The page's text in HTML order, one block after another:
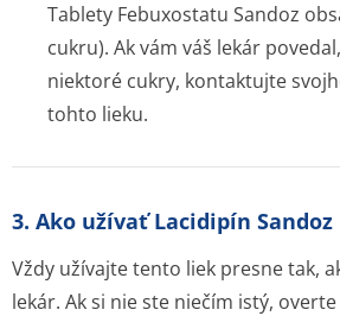
Tablety Febuxostatu Sandoz
cukru). Ak vám váš lekár
niektoré cukry, kontaktujte
tohto lieku.
3. Ako užívať Lacidipín Sandoz
Vždy užívajte tento liek presne tak,
lekár. Ak si nie ste niečím istý,